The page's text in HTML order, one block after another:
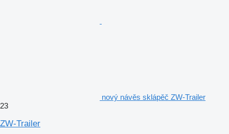
nový návěs sklápěč ZW-Trailer
23
ZW-Trailer